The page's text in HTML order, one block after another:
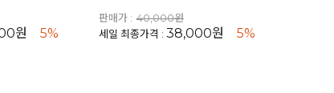
원 5%
판매가 : 40,000원
세일 최종가격 : 38,000원 5%